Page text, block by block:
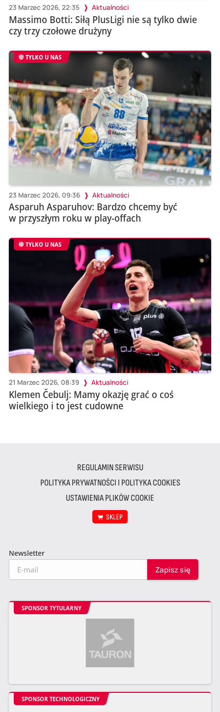
23 Marzec 2026, 22:35 Aktualności
Massimo Botti: Siłą PlusLigi nie są tylko dwie
czy trzy czołowe drużyny
TYLKO U NAS
23 Marzec 2026, 09:36 Aktualności
Asparuh Asparuhov: Bardzo chcemy być
w przyszłym roku w play-offach
TYLKO U NAS
21 Marzec 2026, 08:39 Aktualności
Klemen Čebulj: Mamy okazję grać o coś
wielkiego i to jest cudowne
REGULAMIN SERWISU
POLITYKA PRYWATNOŚCI I POLITYKA COOKIES
USTAWIENIA PLIKÓW COOKIE
SKLEP
Newsletter
SPONSOR TYTULARNY
SPONSOR TECHNOLOGICZNY